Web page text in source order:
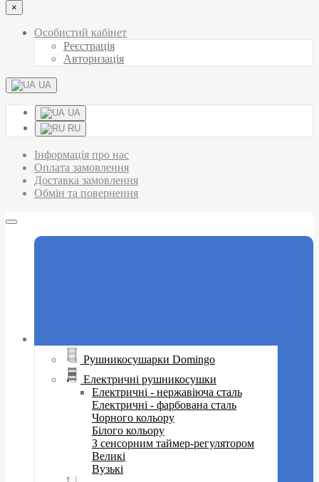
×
Особистий кабінет
Реєстрація
Авторизація
UA
UA
RU
Інформація про нас
Оплата замовлення
Доставка замовлення
Обмін та повернення
Рушникосушарки Domingo
Електричні рушникосушки
Електричні - нержавіюча сталь
Електричні - фарбована сталь
Чорного кольору
Білого кольору
З сенсорним таймер-регулятором
Великі
Вузькі